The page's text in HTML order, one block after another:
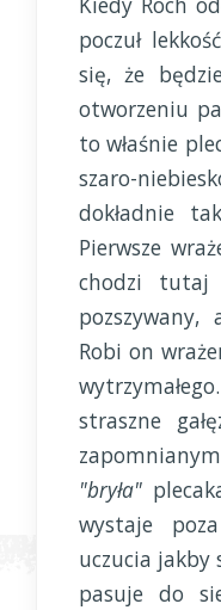
Kiedy Roch
poczuł
się, że
otworzeniu
to właśnie
szaro-
dokładnie
Pierwsze
chodzi
pozszywany,
Robi on
straszne
"bryła"
wystaje
uczucia jakby
pasuje do